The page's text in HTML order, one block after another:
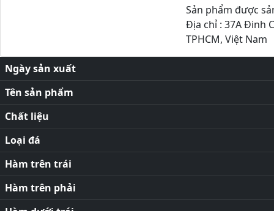
Sản phẩm được
Địa chỉ : 37A Đinh
TPHCM, Việt Nam
Ngày sản xuất
Tên sản phẩm
Chất liệu
Loại đá
Hàm trên trái
Hàm trên phải